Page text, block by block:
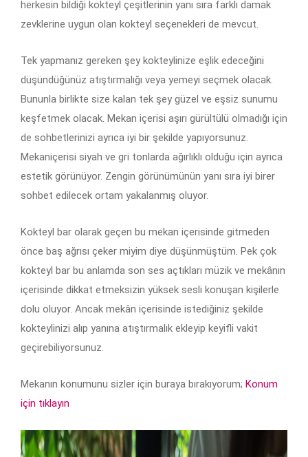
herkesin bildiği kokteyl çeşitlerinin yanı sıra farklı damak
zevklerine uygun olan kokteyl seçenekleri de mevcut.
Tek yapmanız gereken şey kokteylinize eşlik edeceğini
düşündüğünüz atıştırmalığı veya yemeyi seçmek olacak.
Bununla birlikte size kalan tek şey güzel ve eşsiz sunumu
keşfetmek olacak. Mekan içerisi aşırı gürültülü olmadığı için
de sohbetlerinizi ayrıca iyi bir şekilde yapıyorsunuz.
Mekaniçerisi siyah ve gri tonlarda ağırlıklı olduğu için ayrıca
estetik görünüyor. Zengin görünümünün yanı sıra iyi birer
sohbet edilecek ortam yakalanmış oluyor.
Kokteyl bar olarak geçen bu mekan içerisinde gitmeden
önce baş ağrısı çeker miyim diye düşünmüştüm. Pek çok
kokteyl bar bu anlamda son ses açtıkları müzik ve mekânın
içerisinde dikkat etmeksizin yüksek sesli konuşan kişilerle
dolu oluyor. Ancak mekân içerisinde istediğiniz şekilde
kokteylinizi alıp yanına atıştırmalık ekleyip keyifli vakit
geçirebiliyorsunuz.
Mekanın konumunu sizler için buraya bırakıyorum; Konum
için tıklayın